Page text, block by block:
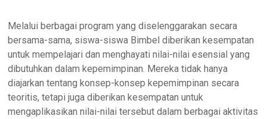
Melalui berbagai program yang diselenggarakan secara
bersama-sama, siswa-siswa Bimbel diberikan kesempatan
untuk mempelajari dan menghayati nilai-nilai esensial yang
dibutuhkan dalam kepemimpinan. Mereka tidak hanya
diajarkan tentang konsep-konsep kepemimpinan secara
teoritis, tetapi juga diberikan kesempatan untuk
mengaplikasikan nilai-nilai tersebut dalam berbagai aktivitas